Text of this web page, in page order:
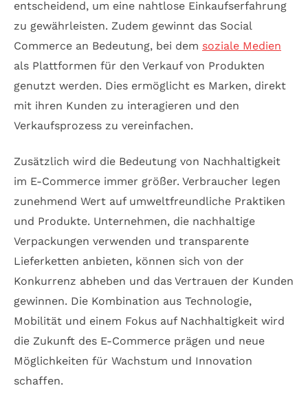
entscheidend, um eine nahtlose Einkaufserfahrung
zu gewährleisten. Zudem gewinnt das Social
Commerce an Bedeutung, bei dem soziale Medien
als Plattformen für den Verkauf von Produkten
genutzt werden. Dies ermöglicht es Marken, direkt
mit ihren Kunden zu interagieren und den
Verkaufsprozess zu vereinfachen.
Zusätzlich wird die Bedeutung von Nachhaltigkeit
im E-Commerce immer größer. Verbraucher legen
zunehmend Wert auf umweltfreundliche Praktiken
und Produkte. Unternehmen, die nachhaltige
Verpackungen verwenden und transparente
Lieferketten anbieten, können sich von der
Konkurrenz abheben und das Vertrauen der Kunden
gewinnen. Die Kombination aus Technologie,
Mobilität und einem Fokus auf Nachhaltigkeit wird
die Zukunft des E-Commerce prägen und neue
Möglichkeiten für Wachstum und Innovation
schaffen.